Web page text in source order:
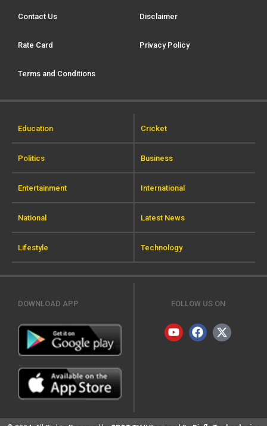
Contact Us Disclaimer
Rate Card Privacy Policy
Terms and Conditions
Education Cricket
Politics Business
Entertainment International
National Latest News
Lifestyle Technology
DOWNLOAD APP FOLLOW US ON